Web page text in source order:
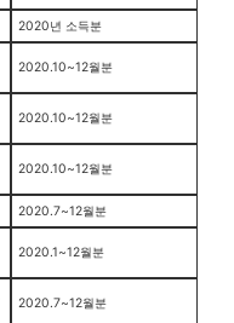
2020년 소득분
2020.10~12월분
2020.10~12월분
2020.10~12월분
2020.7~12월분
2020.1~12월분
2020.7~12월분